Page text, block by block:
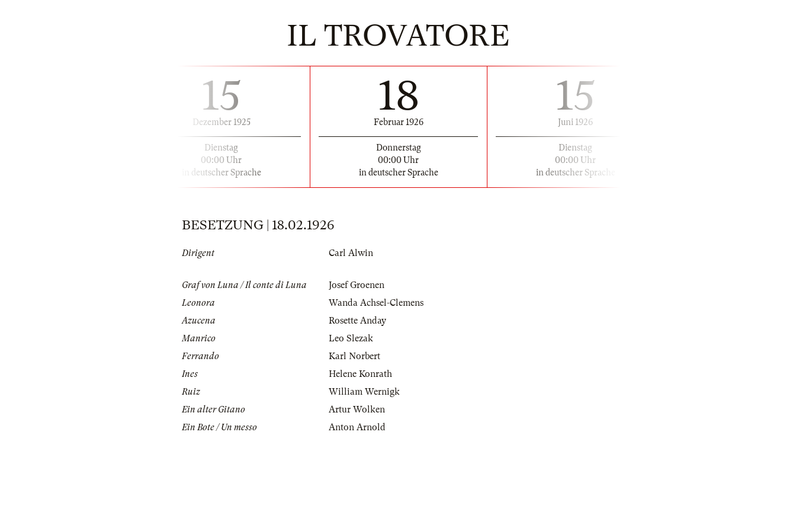
IL TROVATORE
15
Dezember 1925
Dienstag
00:00 Uhr
in deutscher Sprache
18
Februar 1926
Donnerstag
00:00 Uhr
in deutscher Sprache
15
Juni 1926
Dienstag
00:00 Uhr
in deutscher Sprache
BESETZUNG | 18.02.1926
Dirigent Carl Alwin
Graf von Luna / Il conte di Luna
Josef Groenen
Leonora
Wanda Achsel-Clemens
Azucena
Rosette Anday
Manrico
Leo Slezak
Ferrando
Karl Norbert
Ines
Helene Konrath
Ruiz
William Wernigk
Ein alter Gitano
Artur Wolken
Ein Bote / Un messo
Anton Arnold